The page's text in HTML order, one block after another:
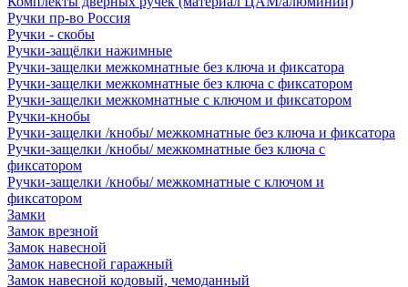
Ручки пр-во Россия
Ручки - скобы
Ручки-защёлки нажимные
Ручки-защелки межкомнатные без ключа и фиксатора
Ручки-защелки межкомнатные без ключа с фиксатором
Ручки-защелки межкомнатные с ключом и фиксатором
Ручки-кнобы
Ручки-защелки /кнобы/ межкомнатные без ключа и фиксатора
Ручки-защелки /кнобы/ межкомнатные без ключа с
фиксатором
Ручки-защелки /кнобы/ межкомнатные с ключом и
фиксатором
Замки
Замок врезной
Замок навесной
Замок навесной гаражный
Замок навесной кодовый, чемоданный